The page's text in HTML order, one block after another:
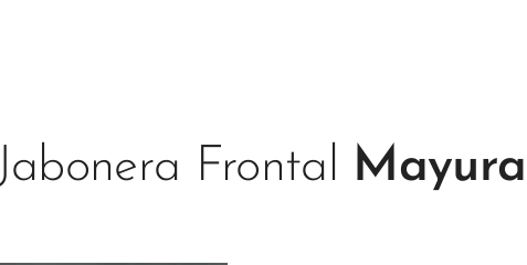
Jabonera Frontal Mayura